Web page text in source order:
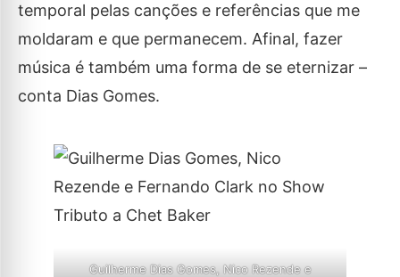
temporal pelas canções e referências que me
moldaram e que permanecem. Afinal, fazer
música é também uma forma de se eternizar –
conta Dias Gomes.
Guilherme Dias Gomes, Nico Rezende e